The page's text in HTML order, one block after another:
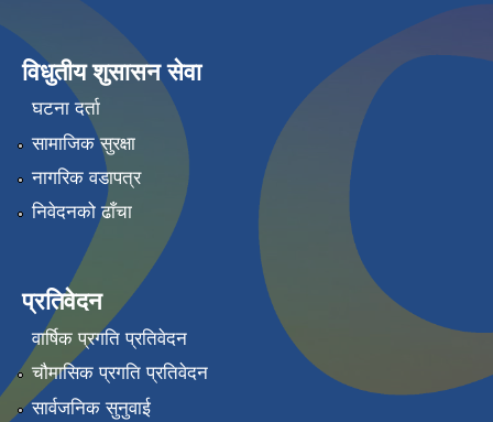
विधुतीय शुसासन सेवा
घटना दर्ता
सामाजिक सुरक्षा
नागरिक वडापत्र
निवेदनको ढाँचा
प्रतिवेदन
वार्षिक प्रगति प्रतिवेदन
चौमासिक प्रगति प्रतिवेदन
सार्वजनिक सुनुवाई